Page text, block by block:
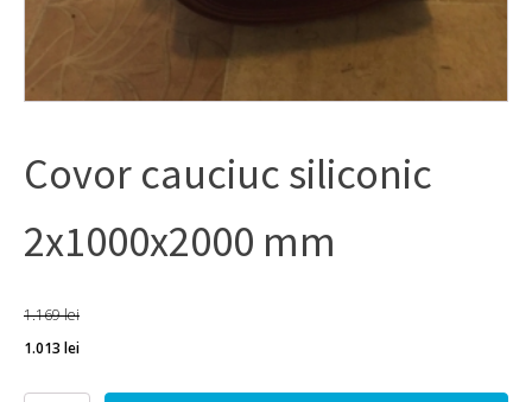
Covor cauciuc siliconic
2x1000x2000 mm
1.169lei
1.013 lei